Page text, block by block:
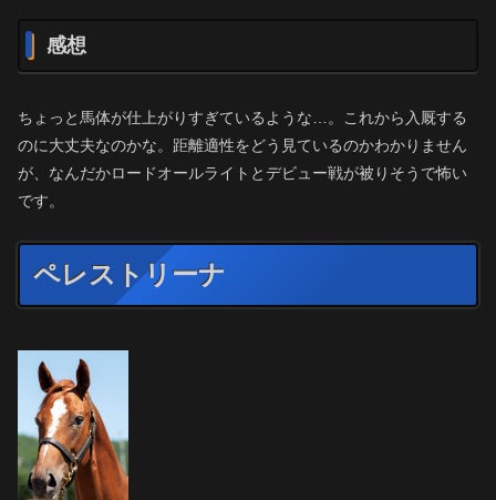
感想
ちょっと馬体が仕上がりすぎているような…。これから入厩する
のに大丈夫なのかな。距離適性をどう見ているのかわかりません
が、なんだかロードオールライトとデビュー戦が被りそうで怖い
です。
ペレストリーナ